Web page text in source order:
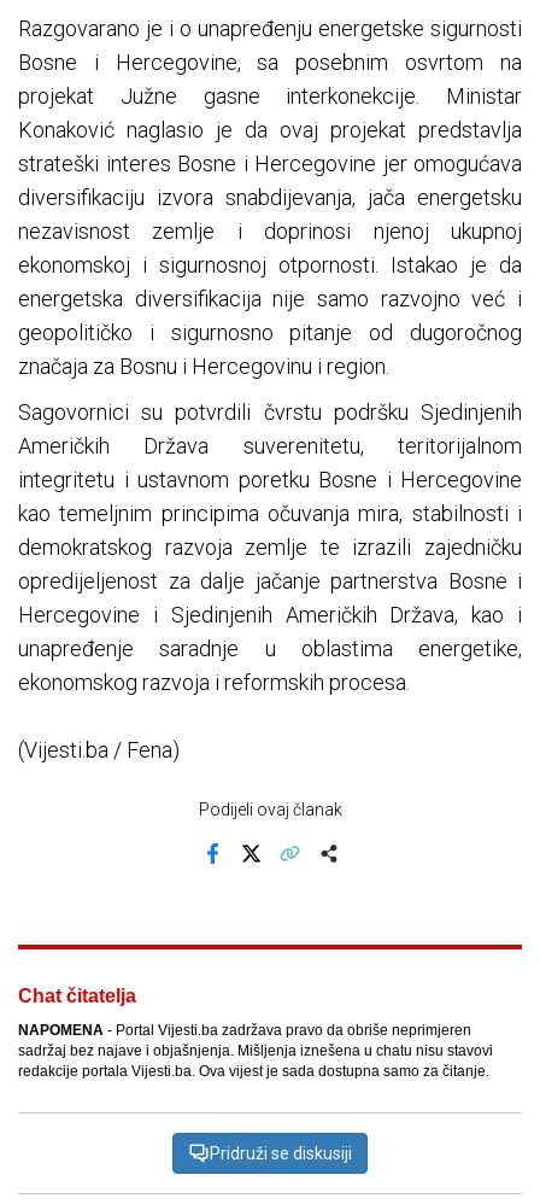
Razgovarano je i o unapređenju energetske sigurnosti
Bosne i Hercegovine, sa posebnim osvrtom na
projekat Južne gasne interkonekcije. Ministar
Konaković naglasio je da ovaj projekat predstavlja
strateški interes Bosne i Hercegovine jer omogućava
diversifikaciju izvora snabdijevanja, jača energetsku
nezavisnost zemlje i doprinosi njenoj ukupnoj
ekonomskoj i sigurnosnoj otpornosti. Istakao je da
energetska diversifikacija nije samo razvojno već i
geopolitičko i sigurnosno pitanje od dugoročnog
značaja za Bosnu i Hercegovinu i region.
Sagovornici su potvrdili čvrstu podršku Sjedinjenih
Američkih Država suverenitetu, teritorijalnom
integritetu i ustavnom poretku Bosne i Hercegovine
kao temeljnim principima očuvanja mira, stabilnosti i
demokratskog razvoja zemlje te izrazili zajedničku
opredijeljenost za dalje jačanje partnerstva Bosne i
Hercegovine i Sjedinjenih Američkih Država, kao i
unapređenje saradnje u oblastima energetike,
ekonomskog razvoja i reformskih procesa.
(Vijesti.ba / Fena)
Podijeli ovaj članak
Chat čitatelja
NAPOMENA - Portal Vijesti.ba zadržava pravo da obriše neprimjeren
sadržaj bez najave i objašnjenja. Mišljenja iznešena u chatu nisu stavovi
redakcije portala Vijesti.ba. Ova vijest je sada dostupna samo za čitanje.
Pridruži se diskusiji